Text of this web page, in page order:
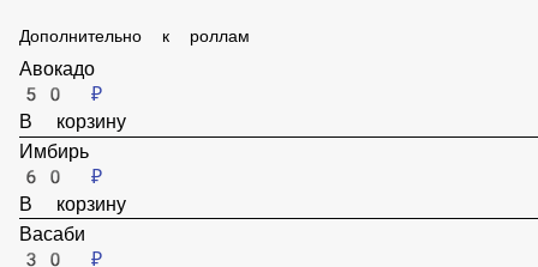
Дополнительно к роллам
Авокадо
50 ₽
В корзину
Имбирь
60 ₽
В корзину